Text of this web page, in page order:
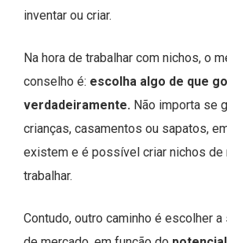
inventar ou criar.
Na hora de trabalhar com nichos, o
conselho é: escolha algo de que
verdadeiramente. Não importa se
crianças, casamentos ou sapatos,
existem e é possível criar nichos de
trabalhar.
Contudo, outro caminho é escolher